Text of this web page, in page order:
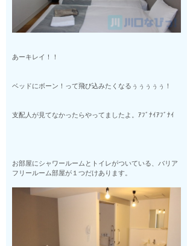
あーキレイ！！
ベッドにボーン！って飛び込みたくなるぅぅぅぅぅ！
支配人が見てなかったらやってましたよ。ｱﾌﾞﾅｲｱﾌﾞﾅｲ
お部屋にシャワールームとトイレがついている、バリア
フリールーム部屋が１つだけあります。